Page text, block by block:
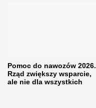
Pomoc do nawozów 2026.
Rząd zwiększy wsparcie,
ale nie dla wszystkich